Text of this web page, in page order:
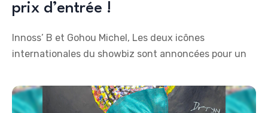
prix d’entrée !
Innoss’ B et Gohou Michel, Les deux icônes
internationales du showbiz sont annoncées pour un